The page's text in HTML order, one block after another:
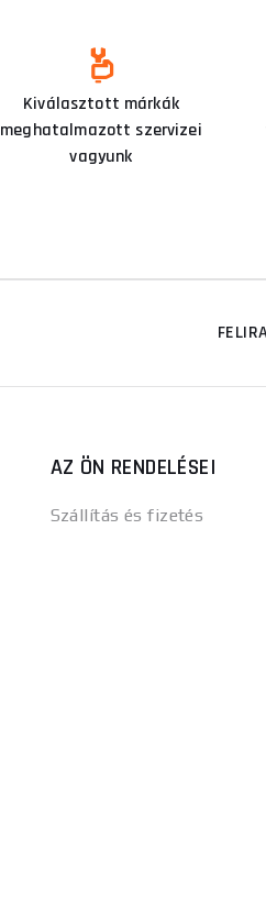
Kiválasztott márkák
meghatalmazott szervizei
vagyunk
AZ ÖN RENDELÉSEI
Szállítás és fizetés